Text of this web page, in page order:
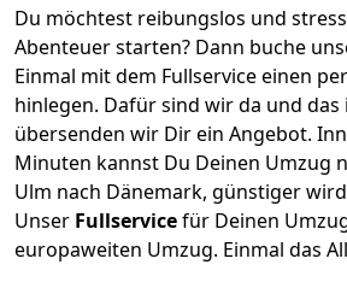
Du möchtest reibungslos und
Abenteuer starten? Dann buche
Einmal mit dem Fullservice einen
hinlegen. Dafür sind wir da und das
übersenden wir Dir ein Angebot.
Minuten kannst Du Deinen Umzug
Ulm nach Dänemark, günstiger
Unser Fullservicefür Deinen
europaweiten Umzug. Einmal das